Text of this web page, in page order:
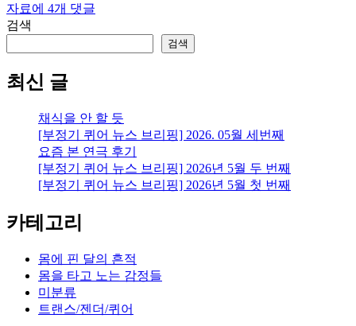
자료참
헌
을
발
하
다
에 4개 댓글
검색
검색
최신 글
채식을 안 할 듯
[부정기 퀴어 뉴스 브리핑] 2026. 05월 세번째
요즘 본 연극 후기
[부정기 퀴어 뉴스 브리핑] 2026년 5월 두 번째
[부정기 퀴어 뉴스 브리핑] 2026년 5월 첫 번째
카테고리
몸에 핀 달의 흔적
몸을 타고 노는 감정들
미분류
트랜스/젠더/퀴어